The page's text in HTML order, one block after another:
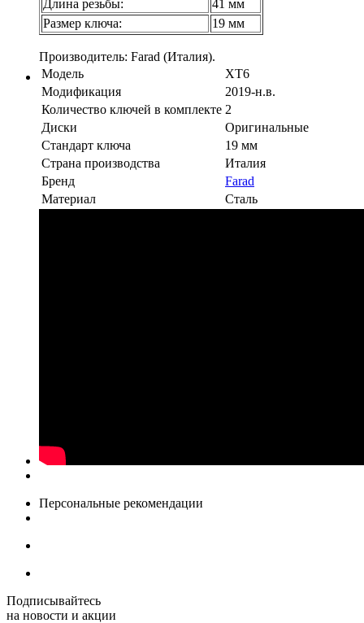
Длина резьбы:
41 мм
Размер ключа:
19 мм
Производитель: Farad (Италия).
Модель
XT6
Модификация
2019-н.в.
Количество ключей в комплекте 2
Диски
Оригинальные
Стандарт ключа
19 мм
Страна производства
Италия
Бренд
Farad
Материал
Сталь
Персональные рекомендации
Подписывайтесь
на новости и акции